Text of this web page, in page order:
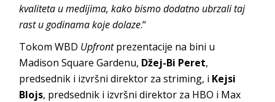
kvaliteta u medijima, kako bismo dodatno ubrzali taj
rast u godinama koje dolaze.“
Tokom WBD Upfrontprezentacije na bini u
Madison Square Gardenu, Džej-Bi Peret,
predsednik i izvršni direktor za striming, i Kejsi
Blojs, predsednik i izvršni direktor za HBO i Max